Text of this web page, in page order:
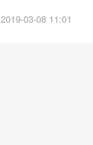
2019-03-08 11:01